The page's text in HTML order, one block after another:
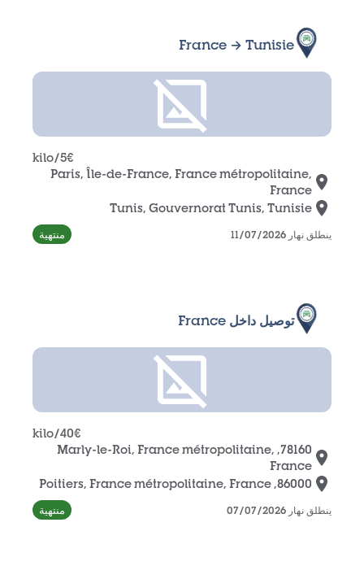
France → Tunisie
5€
/kilo
Paris, Île-de-France, France métropolitaine,
France
Tunis, Gouvernorat Tunis, Tunisie
ينطلق نهار 11/07/2026 منتهية
توصيل داخل France
40€
/kilo
78160, Marly-le-Roi, France métropolitaine,
France
86000, Poitiers, France métropolitaine, France
ينطلق نهار 07/07/2026 منتهية